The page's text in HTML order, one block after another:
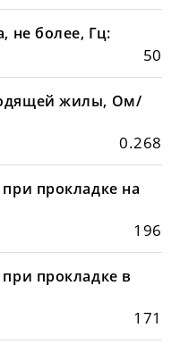
не более, Гц:
50
жилы, Ом/
0.268
прокладке на
196
прокладке в
171